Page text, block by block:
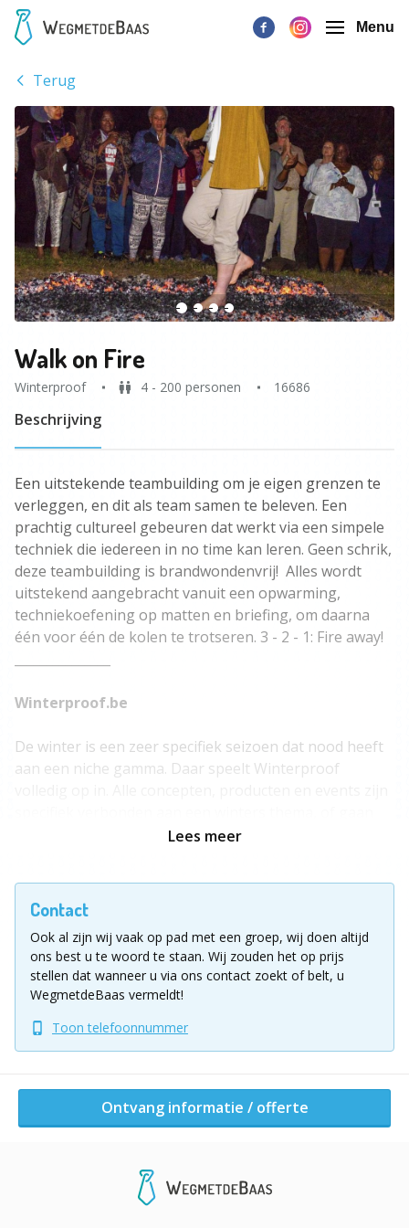
Menu
Terug
Walk on Fire
Winterproof 4 - 200 personen 16686
Beschrijving
Een uitstekende teambuilding om je eigen grenzen te
verleggen, en dit als team samen te beleven. Een
prachtig cultureel gebeuren dat werkt via een simpele
techniek die iedereen in no time kan leren. Geen schrik,
deze teambuilding is brandwondenvrij! Alles wordt
uitstekend aangebracht vanuit een opwarming,
techniekoefening op matten en briefing, om daarna
één voor één de kolen te trotseren. 3 - 2 - 1: Fire away!
Winterproof.be
De winter is een zeer specifiek seizoen dat nood heeft
aan een niche gamma. Daar speelt Winterproof
gericht indoor door. Ze zijn winterproof.
Vul voor meer informatie of een vrijblijvende
offerte het aanvraagformulier in!
Ligging uitje
Walk on Fire gaat idealiter door op gras. We dienen een
vuurtje te maken om de kolen te genereren. Wij
hebben reeds vele locaties in gedachten.
Lees meer
Contact
Ook al zijn wij vaak op pad met een groep, wij doen altijd
ons best u te woord te staan. Wij zouden het op prijs
stellen dat wanneer u via ons contact zoekt of belt, u
WegmetdeBaas vermeldt!
Toon telefoonnummer
Ontvang informatie / offerte